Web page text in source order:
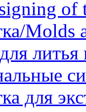
of
Molds
литья
для